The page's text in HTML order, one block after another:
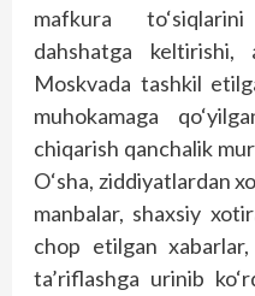
mafkura
dahshatga keltirishi,
Moskvada tashkil
muhokamaga
chiqarish qanchalik
O‘sha, ziddiyatlardan
manbalar, shaxsiy
chop etilgan
ta’riflashga urinib